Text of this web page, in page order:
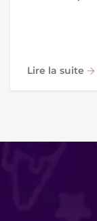
Lire la suite